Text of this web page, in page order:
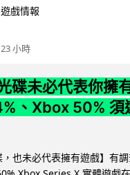
遊戲情報
23 小時
碟未必代表你擁
、Xbox 50% 須
，也未必代表擁有遊戲】有